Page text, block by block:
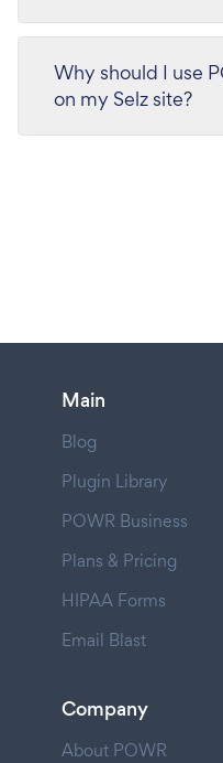
Why should I use
on my Selz site?
Main
Blog
Plugin Library
POWR Business
Plans & Pricing
HIPAA Forms
Email Blast
Company
About POWR